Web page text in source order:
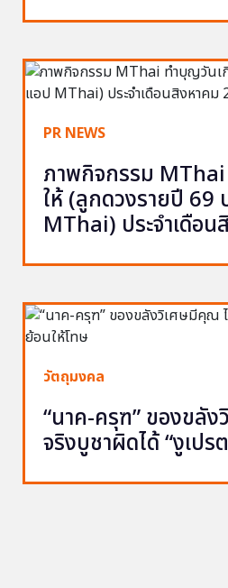
PR NEWS
ภาพกิจกรรม
ให้ (ลูกดวงรายปี 69
MThai) ประจำเดือ
วัตถุมงคล
“นาค-ครุฑ” ของขลั
จริงบูชาผิดได้ “งูเปร